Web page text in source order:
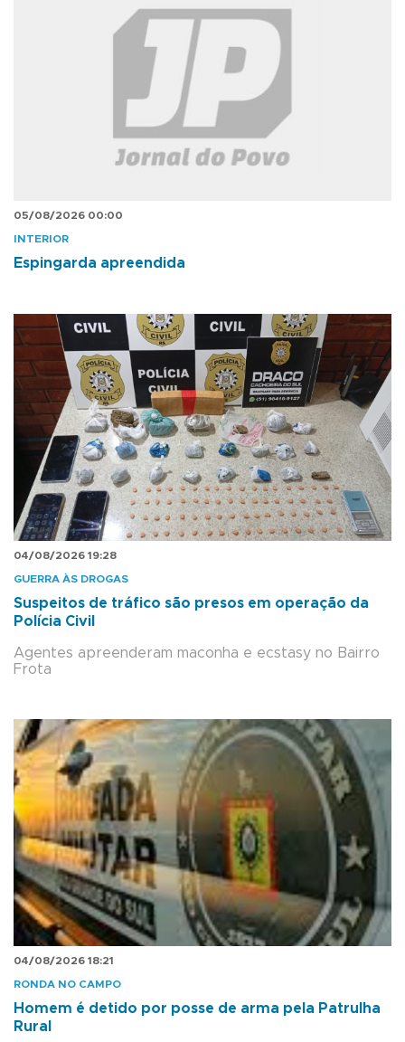
05/08/2026 00:00
INTERIOR
Espingarda apreendida
04/08/2026 19:28
GUERRA ÀS DROGAS
Suspeitos de tráfico são presos em operação da
Polícia Civil
Agentes apreenderam maconha e ecstasy no Bairro
Frota
04/08/2026 18:21
RONDA NO CAMPO
Homem é detido por posse de arma pela Patrulha
Rural